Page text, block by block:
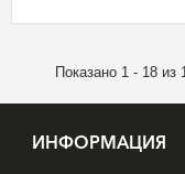
Показано 1 - 18 из
ИНФОРМАЦИЯ